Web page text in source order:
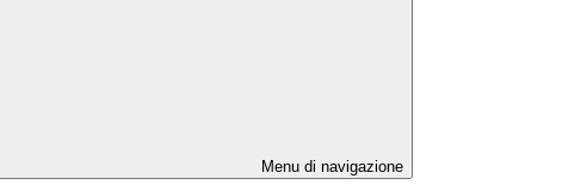
Menu di navigazione